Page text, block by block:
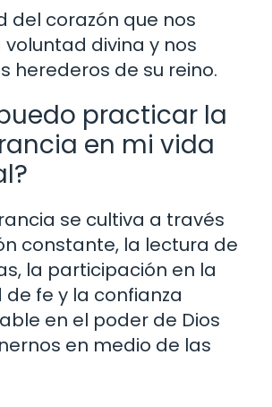
del corazón que nos
divina y nos
herederos de su reino.
practicar la
en mi vida
se cultiva a través
constante, la lectura de
la participación en la
fe y la confianza
en el poder de Dios
en medio de las